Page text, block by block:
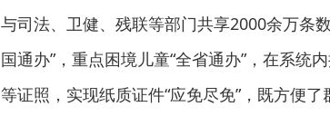
与司法、卫健、残联等部门共享2000余万条
国通办”，重点困境儿童“全省通办”，在系统
等证照，实现纸质证件“应免尽免”，既方便了